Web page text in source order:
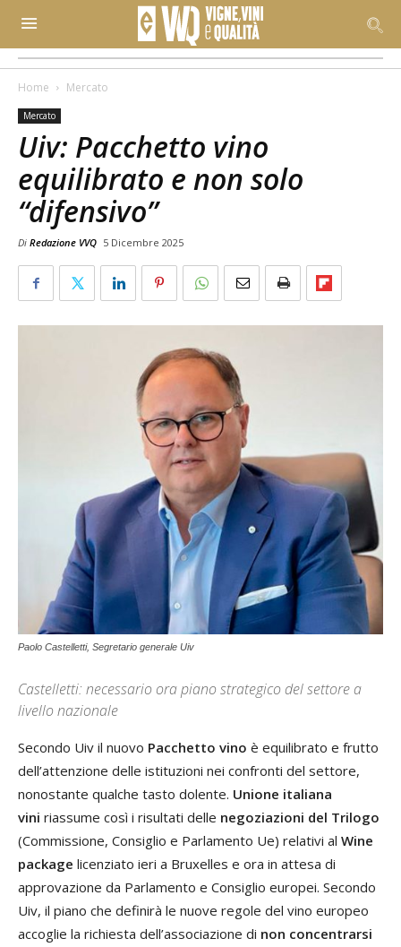
Home Mercato
Mercato
Uiv: Pacchetto vino
equilibrato e non solo
“difensivo”
Di Redazione VVQ 5 Dicembre 2025
Paolo Castelletti, Segretario generale Uiv
Castelletti: necessario ora piano strategico del settore a
livello nazionale
Secondo Uiv il nuovo Pacchetto vino è equilibrato e frutto
dell’attenzione delle istituzioni nei confronti del settore,
nonostante qualche tasto dolente. Unione italiana
vini riassume così i risultati delle negoziazioni del Trilogo
(Commissione, Consiglio e Parlamento Ue) relativi al Wine
package licenziato ieri a Bruxelles e ora in attesa di
approvazione da Parlamento e Consiglio europei. Secondo
Uiv, il piano che definirà le nuove regole del vino europeo
accoglie la richiesta dell’associazione di non concentrarsi